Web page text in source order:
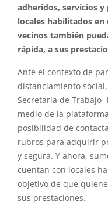
adheridos, servicios
locales habilitados
vecinos también
rápida, a sus
Ante el contexto de
distanciamiento
Secretaría de
medio de la
posibilidad de
rubros para adquirir
y segura. Y ahora,
cuentan con locales
objetivo de que
sus prestaciones.